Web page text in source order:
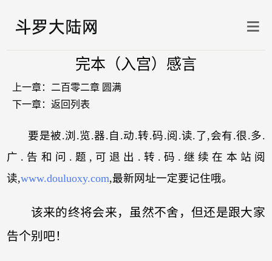
完本（入宫）感言
上一章： 二百零二章 圆满
下一章： 返回列表
要是被.浏.览.器.自.动.转.码.阅.读.了,会有.很.多.
广.告和问.题,可退出.转.码.继续在本站阅
读,www.douluoxy.com,最新网址一定要记住哦。
该来的终将会来，虽然不舍，但还是跟大家
告个别吧！